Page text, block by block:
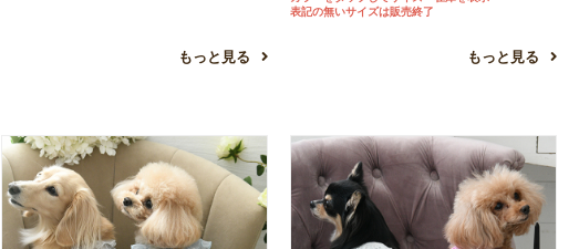
もっと見る
表記の無いサイズは販売終了
もっと見る